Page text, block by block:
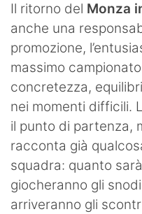
Il ritorno del Monza
anche una
promozione,
massimo
concretezza,
nei momenti difficili.
il punto di partenza,
racconta già
squadra: quanto
giocheranno gli
arriveranno gli